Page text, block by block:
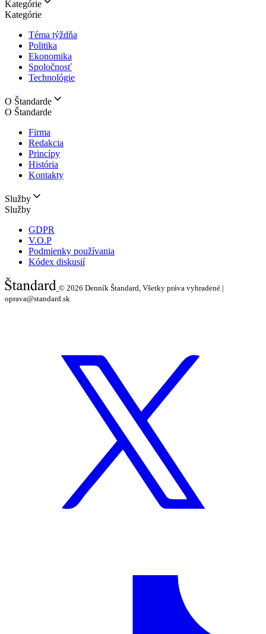
Kategórie
Kategórie
Téma týždňa
Politika
Ekonomika
Spoločnosť
Technológie
O Štandarde
O Štandarde
Firma
Redakcia
Princípy
História
Kontakty
Služby
Služby
GDPR
V.O.P
Podmienky používania
Kódex diskusií
© 2026 Denník Štandard, Všetky práva vyhradené |
oprava@standard.sk